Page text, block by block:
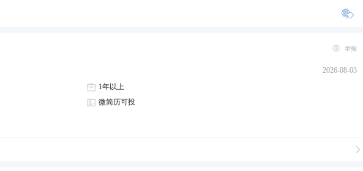
举报
2026-08-03
1年以上
微简历可投